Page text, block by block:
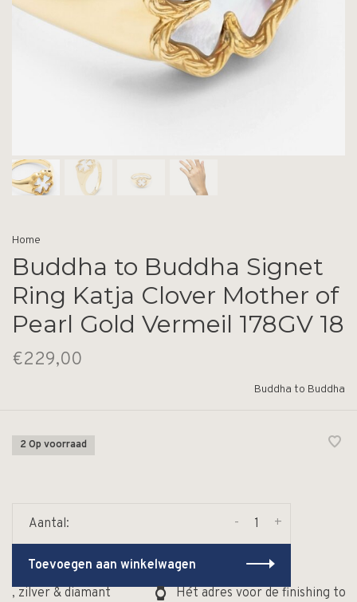
Home
Buddha to Buddha Signet
Ring Katja Clover Mother of
Pearl Gold Vermeil 178GV 18
€229,00
Buddha to Buddha
2 Op voorraad
Aantal: +
-
Toevoegen aan winkelwagen
zilver & diamant
Hét adres voor de finishing